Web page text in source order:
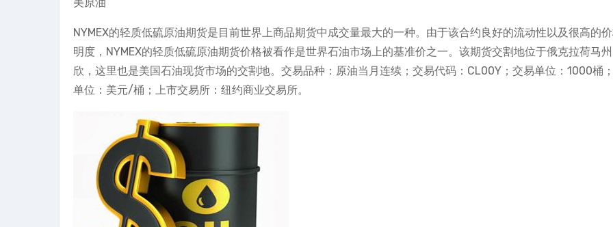
NYMEX的轻质低硫原油期货是目前世界上商品期货中成交量最大的一种。由于该合约良好的流动性以及很高的
明度，NYMEX的轻质低硫原油期货价格被看作是世界石油市场上的基准价之一。该期货交割地位于俄克拉荷马
欣，这里也是美国石油现货市场的交割地。交易品种：原油当月连续；交易代码：CL00Y；交易单位：1000桶
单位：美元/桶；上市交易所：纽约商业交易所。